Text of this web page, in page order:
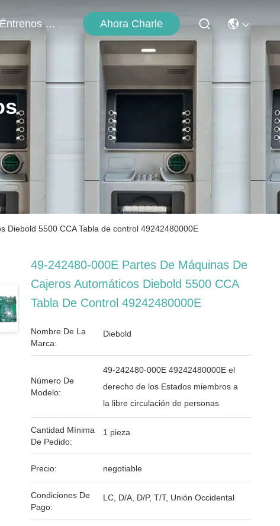
Éntrenos En Contacto Con Ahora Charle
Diebold 5500 CCA Tabla de control 49242480000E
49-242480-000E Partes De Máquinas De
Cajeros Automáticos Diebold 5500 CCA
Tabla De Control 49242480000E
Nombre De La
Marca:
Diebold
Número De
Modelo:
49-242480-000E 49242480000E el
derecho de los Estados miembros a
la libre circulación de personas
Cantidad Mínima
De Pedido:
1 pieza
Precio: negotiable
Condiciones De
Pago:
LC, D/A, D/P, T/T, Unión Occidental